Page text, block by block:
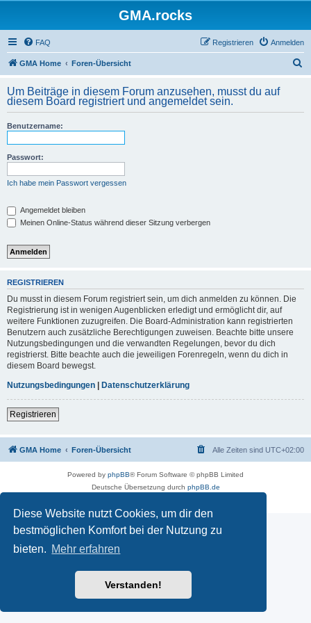
Diese Website nutzt Cookies, um dir den
bestmöglichen Komfort bei der Nutzung zu
bieten. Mehr erfahren
Verstanden!
GMA.rocks
FAQ Anmelden
Registrieren
GMA Home Foren-Übersicht
h
Um Beiträge in diesem Forum anzusehen, musst du auf
diesem Board registriert und angemeldet sein.
Benutzername:
Passwort:
Ich habe mein Passwort vergessen
Angemeldet bleiben
Meinen Online-Status während dieser Sitzung verbergen
REGISTRIEREN
Du musst in diesem Forum registriert sein, um dich anmelden zu können. Die
Registrierung ist in wenigen Augenblicken erledigt und ermöglicht dir, auf
weitere Funktionen zuzugreifen. Die Board-Administration kann registrierten
Benutzern auch zusätzliche Berechtigungen zuweisen. Beachte bitte unsere
Nutzungsbedingungen und die verwandten Regelungen, bevor du dich
registrierst. Bitte beachte auch die jeweiligen Forenregeln, wenn du dich in
diesem Board bewegst.
Nutzungsbedingungen | Datenschutzerklärung
Registrieren
GMA Home Foren-Übersicht Alle Zeiten sind UTC+02:00
Powered by phpBB® Forum Software © phpBB Limited
Deutsche Übersetzung durch phpBB.de